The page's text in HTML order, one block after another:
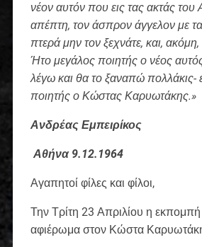
νέον αυτόν που εις τας ακτάς του
απέπτη, τον άσπρον άγγελον με
πτερά μην τον ξεχνάτε, και,
Ήτο μεγάλος ποιητής ο νέος
λέγω και θα το ξαναπώ πολλάκις-
ποιητής ο Κώστας Καρυωτάκης.»
Ανδρέας Εμπειρίκος
Αθήνα 9.12.1964
Αγαπητοί φίλες και φίλοι,
Την Τρίτη 23 Απριλίου η εκπομπή
αφιέρωμα στον Κώστα